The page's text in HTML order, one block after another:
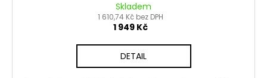
Skladem
1 610,74 Kč bez DPH
1 949 Kč
DETAIL